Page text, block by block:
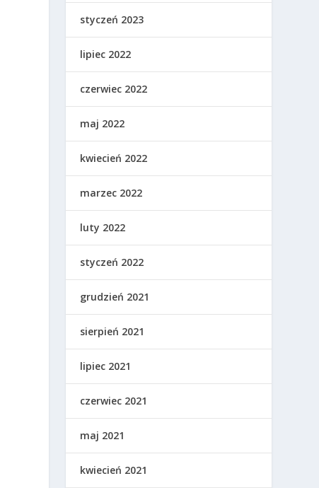
styczeń 2023
lipiec 2022
czerwiec 2022
maj 2022
kwiecień 2022
marzec 2022
luty 2022
styczeń 2022
grudzień 2021
sierpień 2021
lipiec 2021
czerwiec 2021
maj 2021
kwiecień 2021